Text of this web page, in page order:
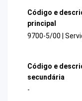
Código e
principal
9700-5/00 |
Código e
secundária
-